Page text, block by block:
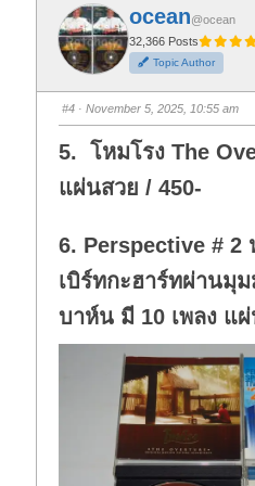
f
o
r
t
h
u
m
d
o
o
r
t
h
u
m
u
p
ocean@ocean
32,366 Posts
Topic Author
#4 · November 5, 2025, 10:55 am
5. โหมโรง The
แผ่นสวย / 450-
6. Perspective # 2
เบิร์ทกะฮาร์ทผ่านมุ
บาห์น มี 10 เพลง แ